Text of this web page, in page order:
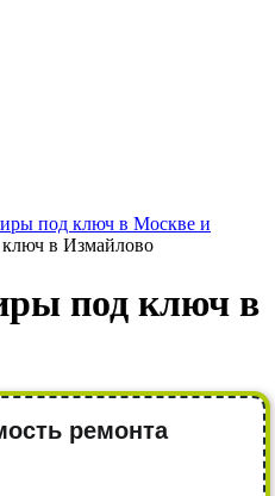
под ключ в Москве и
в Измайлово
под ключ в
ремонта